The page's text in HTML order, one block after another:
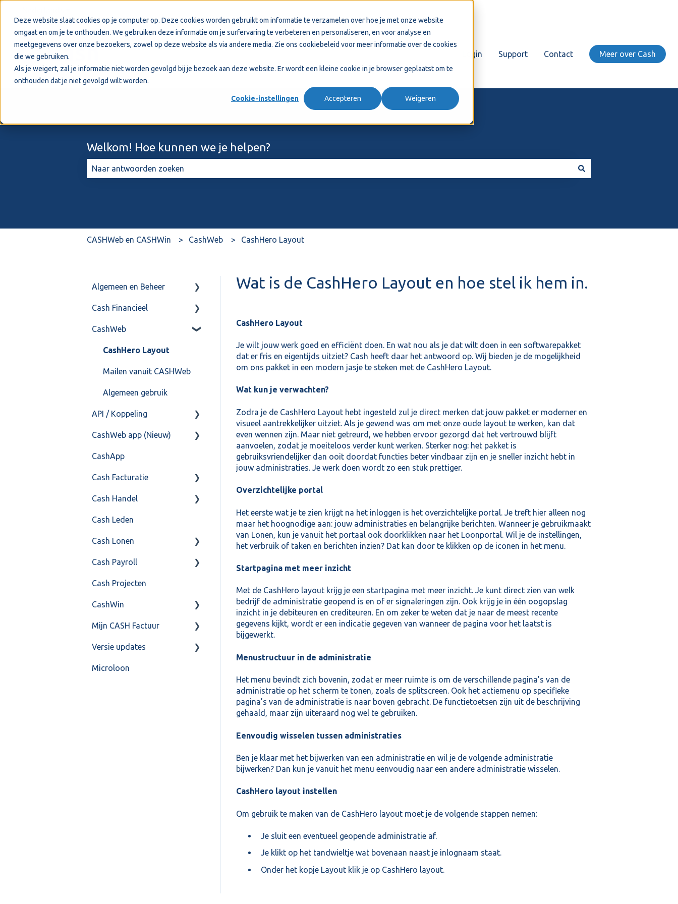
Deze website slaat cookies op je computer op. Deze cookies worden gebruikt om informatie te verzamelen over hoe je met onze website
omgaat en om je te onthouden. We gebruiken deze informatie om je surfervaring te verbeteren en personaliseren, en voor analyse en
meetgegevens over onze bezoekers, zowel op deze website als via andere media. Zie ons cookiebeleid voor meer informatie over de cookies
die we gebruiken.
Als je weigert, zal je informatie niet worden gevolgd bij je bezoek aan deze website. Er wordt een kleine cookie in je browser geplaatst om te
onthouden dat je niet gevolgd wilt worden.
Cookie-instellingen Accepteren Weigeren
Login Support Contact Meer over Cash
Welkom! Hoe kunnen we je helpen?
CASHWeb en CASHWin CashWeb CashHero Layout
Wat is de CashHero Layout en hoe stel ik hem in.
CashHero Layout
Je wilt jouw werk goed en efficiënt doen. En wat nou als je dat wilt doen in een softwarepakket
dat er fris en eigentijds uitziet? Cash heeft daar het antwoord op. Wij bieden je de mogelijkheid
om ons pakket in een modern jasje te steken met de CashHero Layout.
Wat kun je verwachten?
Zodra je de CashHero Layout hebt ingesteld zul je direct merken dat jouw pakket er moderner en
visueel aantrekkelijker uitziet. Als je gewend was om met onze oude layout te werken, kan dat
even wennen zijn. Maar niet getreurd, we hebben ervoor gezorgd dat het vertrouwd blijft
aanvoelen, zodat je moeiteloos verder kunt werken. Sterker nog: het pakket is
gebruiksvriendelijker dan ooit doordat functies beter vindbaar zijn en je sneller inzicht hebt in
jouw administraties. Je werk doen wordt zo een stuk prettiger.
Overzichtelijke portal
Het eerste wat je te zien krijgt na het inloggen is het overzichtelijke portal. Je treft hier alleen nog
maar het hoognodige aan: jouw administraties en belangrijke berichten. Wanneer je gebruikmaakt
van Lonen, kun je vanuit het portaal ook doorklikken naar het Loonportal. Wil je de instellingen,
het verbruik of taken en berichten inzien? Dat kan door te klikken op de iconen in het menu.
Startpagina met meer inzicht
Met de CashHero layout krijg je een startpagina met meer inzicht. Je kunt direct zien van welk
bedrijf de administratie geopend is en of er signaleringen zijn. Ook krijg je in één oogopslag
inzicht in je debiteuren en crediteuren. En om zeker te weten dat je naar de meest recente
gegevens kijkt, wordt er een indicatie gegeven van wanneer de pagina voor het laatst is
bijgewerkt.
Menustructuur in de administratie
Het menu bevindt zich bovenin, zodat er meer ruimte is om de verschillende pagina’s van de
administratie op het scherm te tonen, zoals de splitscreen. Ook het actiemenu op specifieke
pagina’s van de administratie is naar boven gebracht. De functietoetsen zijn uit de beschrijving
gehaald, maar zijn uiteraard nog wel te gebruiken.
Eenvoudig wisselen tussen administraties
Ben je klaar met het bijwerken van een administratie en wil je de volgende administratie
bijwerken? Dan kun je vanuit het menu eenvoudig naar een andere administratie wisselen.
CashHero layout instellen
Om gebruik te maken van de CashHero layout moet je de volgende stappen nemen:
Je sluit een eventueel geopende administratie af.
Je klikt op het tandwieltje wat bovenaan naast je inlognaam staat.
Onder het kopje Layout klik je op CashHero layout.
Algemeen en Beheer
Bank(koppeling)
Import/Export
Postbus
Training & Consultancy
Overig
Cash Financieel
Boekhoud
Fiscaal
Overig
CashWeb
CashHero Layout
Mailen vanuit CASHWeb
Algemeen gebruik
API / Koppeling
Algemeen
Api 3.0 (SOAP API)
API 4.0 (REST API)
CashWeb app (Nieuw)
Veel gestelde vragen
CashApp
Cash Facturatie
Factureren
Instellingen
Algemeen
Formulierlayout
Cash Handel
Inkoop
Verkoop
Voorraad
Overig
VoorraadService &
Cash Leden
Cash Lonen
Algemeen
Inrichting
Jaarafsluiting
Salarisberekening
Overig
FAQ – Beëindiging CASH
Cash Payroll
Aangifte
Algemeen
Basis Training
Berekening
FAQ
Cash Projecten
CashWin
Overig
Mijn CASH Factuur
Facturatie Loonportal(
Versie updates
CashWeb updates 2025
Microloon